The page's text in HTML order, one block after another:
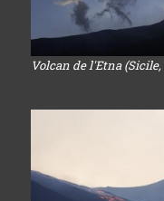
Volcan de l'Etna